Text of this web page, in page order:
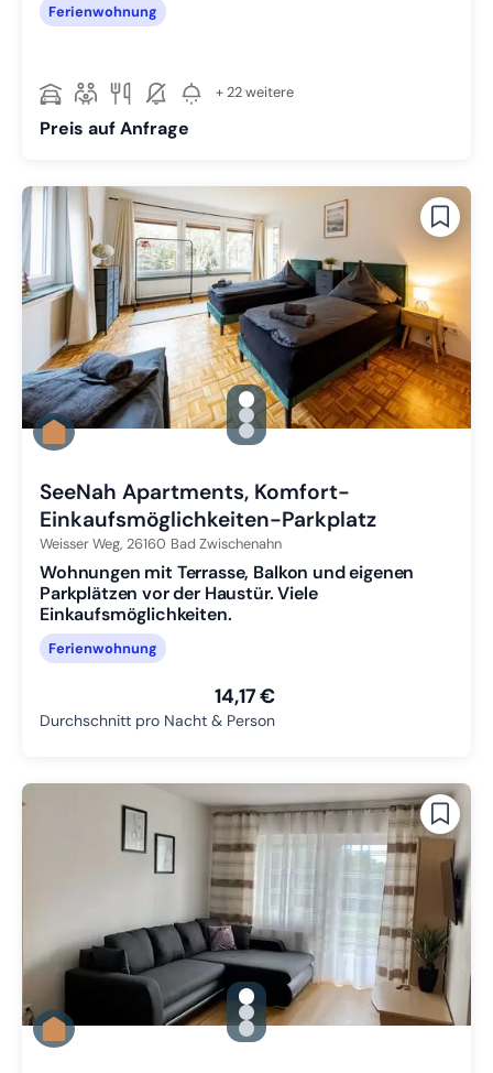
Ferienwohnung
+ 22 weitere
Preis auf Anfrage
gallery.slide_selector
Zu Slide 1 wechseln
Zu Slide 2 wechseln
Zu Slide 3 wechseln
SeeNah Apartments, Komfort-
Einkaufsmöglichkeiten-Parkplatz
Weisser Weg, 26160 Bad Zwischenahn
Wohnungen mit Terrasse, Balkon und eigenen
Parkplätzen vor der Haustür. Viele
Einkaufsmöglichkeiten.
Ferienwohnung
14,17 €
Durchschnitt pro Nacht & Person
gallery.slide_selector
Zu Slide 1 wechseln
Zu Slide 2 wechseln
Zu Slide 3 wechseln